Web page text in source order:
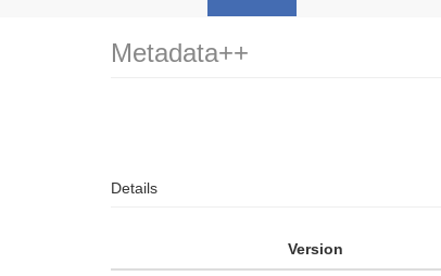
Metadata++
Details
Version